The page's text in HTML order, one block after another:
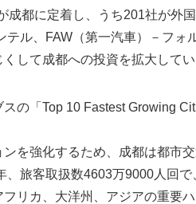
成都に定着し、うち201社が外
テル、FAW（第一汽車）－フ
くして成都への投資を拡大して
の「Top 10 Fastest Growing
を強化するため、成都は都市
、旅客取扱数4603万9000人回
リカ、大洋州、アジアの重要